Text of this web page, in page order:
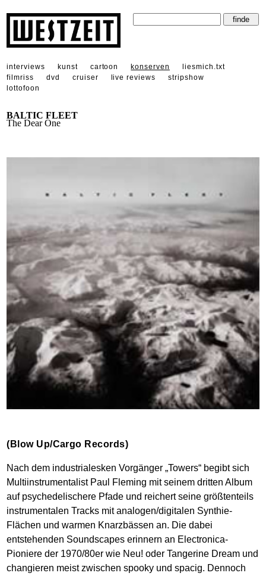
interviews kunst cartoon konserven
liesmich.txt
filmriss
dvd cruiser live reviews
stripshow
lottofoon
BALTIC FLEET
The Dear One
(Blow Up/Cargo Records)
Nach dem industrialesken Vorgänger „Towers“ begibt sich
Multiinstrumentalist Paul Fleming mit seinem dritten Album
auf psychedelischere Pfade und reichert seine größtenteils
instrumentalen Tracks mit analogen/digitalen Synthie-
Flächen und warmen Knarzbässen an. Die dabei
entstehenden Soundscapes erinnern an Electronica-
Pioniere der 1970/80er wie Neu! oder Tangerine Dream und
changieren meist zwischen spooky und spacig. Dennoch